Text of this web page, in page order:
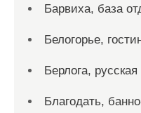
Барвиха, база
Белогорье,
Берлога, русская
Благодать,